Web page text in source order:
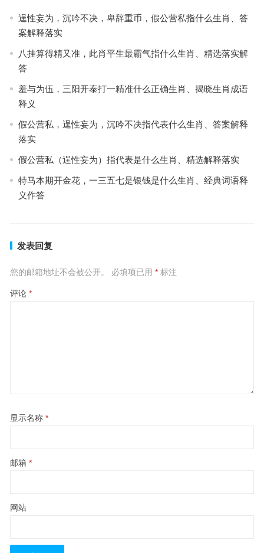
逞性妄为，沉吟不决，卑辞重币，假公营私指什么生肖、答
案解释落实
八挂算得精又准，此肖平生最霸气指什么生肖、精选落实解
答
羞与为伍，三阳开泰打一精准什么正确生肖、揭晓生肖成语
释义
假公营私，逞性妄为，沉吟不决指代表什么生肖、答案解释
落实
假公营私（逞性妄为）指代表是什么生肖、精选解释落实
特马本期开金花，一三五七是银钱是什么生肖、经典词语释
义作答
发表回复
您的邮箱地址不会被公开。 必填项已用 *标注
评论 *
显示名称 *
邮箱 *
网站